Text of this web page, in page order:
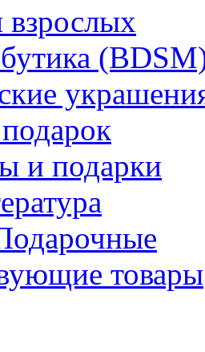
взрослых
и подарки
товары